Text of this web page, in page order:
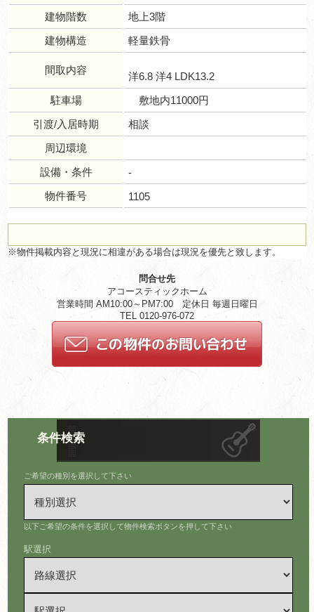
条件検索
ご希望の種別を選択して下さい
以下ご希望の条件を選択して物件検索ボタンを押して下さい
駅選択
建物階数
地上3階
建物構造
軽量鉄骨
間取内容
洋6.8 洋4 LDK13.2
駐車場
敷地内11000円
引渡/入居時期
相談
周辺環境
設備・条件
-
物件番号
1105
※物件掲載内容と現況に相違がある場合は現況を優先と致します。
問合せ先
アコースティックホーム
営業時間 AM10:00～PM7:00 定休日 毎週日曜日
TEL 0120-976-072